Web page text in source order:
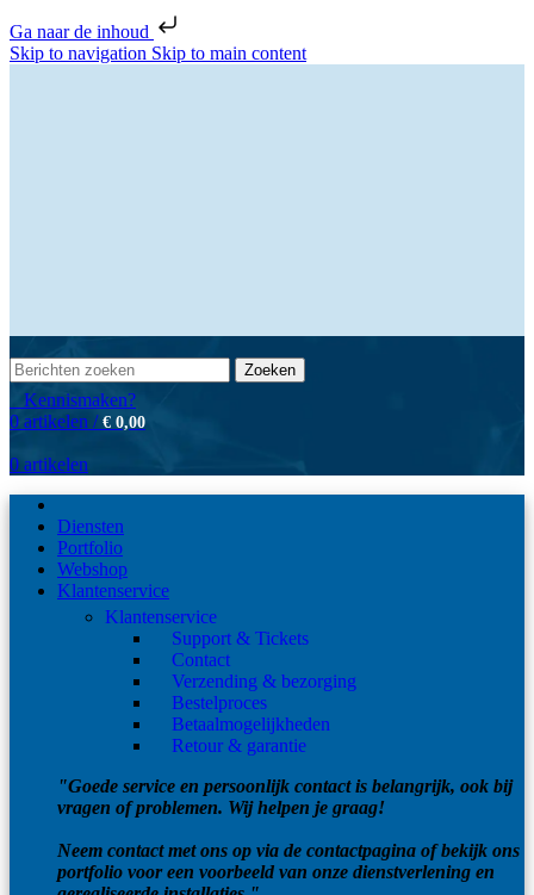
Ga naar de inhoud
Skip to navigation Skip to main content
Zoeken
Kennismaken?
0 artikelen / € 0,00
0 artikelen
Diensten
Portfolio
Webshop
Klantenservice
Klantenservice
Support & Tickets
Contact
Verzending & bezorging
Bestelproces
Betaalmogelijkheden
Retour & garantie
"Goede service en persoonlijk contact is belangrijk, ook bij
vragen of problemen. Wij helpen je graag!
Neem contact met ons op via de contactpagina of bekijk ons
portfolio voor een voorbeeld van onze dienstverlening en